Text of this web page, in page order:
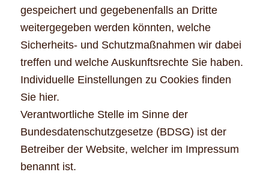
gespeichert und gegebenenfalls an Dritte
weitergegeben werden könnten, welche
Sicherheits- und Schutzmaßnahmen wir dabei
treffen und welche Auskunftsrechte Sie haben.
Individuelle Einstellungen zu Cookies finden
Sie hier.
Verantwortliche Stelle im Sinne der
Bundesdatenschutzgesetze (BDSG) ist der
Betreiber der Website, welcher im Impressum
benannt ist.